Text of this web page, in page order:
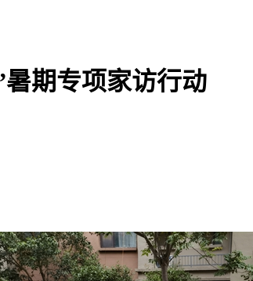
期专项家访行动